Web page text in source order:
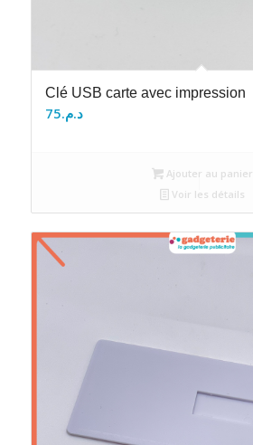
Clé USB carte avec impression
د.م.75
Ajouter au panier
Voir les détails